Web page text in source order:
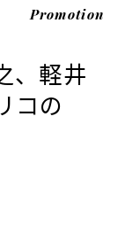
Promotion
、軽井
コの